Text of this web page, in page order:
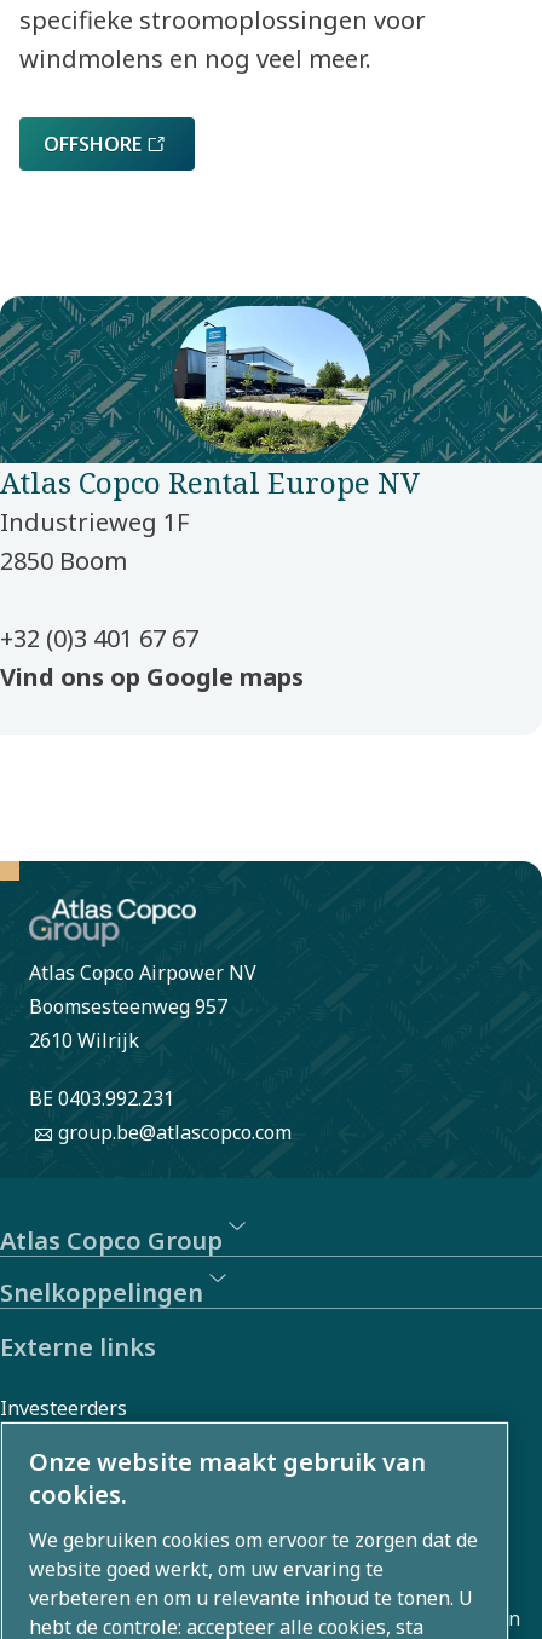
specifieke stroomoplossingen voor
windmolens en nog veel meer.
OFFSHORE
Atlas Copco Rental Europe NV
Industrieweg 1F
2850 Boom
​+32 (0)3 401 67 67
Vind ons op Google maps
Atlas Copco Airpower NV
Boomsesteenweg 957
2610 Wilrijk
BE 0403.992.231
group.be@atlascopco.com
Atlas Copco Group
Snelkoppelingen
Externe links
Investeerders
Over ons
Atlas Copco Group ontwikkelt innovatieve oplossingen in
Onze website maakt gebruik van
cookies.
We gebruiken cookies om ervoor te zorgen dat de
website goed werkt, om uw ervaring te
verbeteren en om u relevante inhoud te tonen. U
hebt de controle: accepteer alle cookies, sta